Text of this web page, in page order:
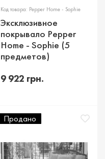
Код товара: Pepper Home - Sophie
Эксклюзивное
покрывало Pepper
Home - Sophie (5
предметов)
9 922 грн.
Продано